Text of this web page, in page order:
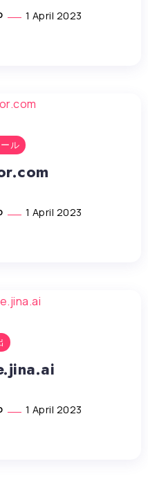
1 April 2023
ル
1 April 2023
1 April 2023